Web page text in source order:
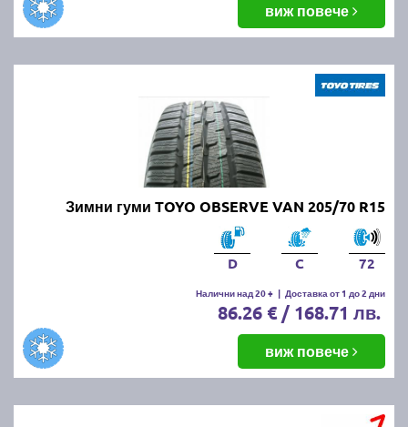
виж повече
Зимни гуми TOYO OBSERVE VAN 205/70 R15
D C 72
Налични над 20 + | Доставка от 1 до 2 дни
86.26 € / 168.71 лв.
виж повече